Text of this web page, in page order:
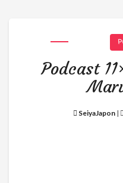
Podcast
SeiyaJapon |